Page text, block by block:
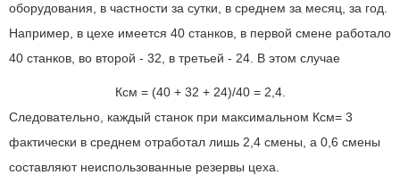
оборудования, в частности за сутки, в среднем за месяц, за год.
Например, в цехе имеется 40 станков, в первой смене работало
40 станков, во второй - 32, в третьей - 24. В этом случае
Ксм = (40 + 32 + 24)/40 = 2,4.
Следовательно, каждый станок при максимальном Ксм= 3
фактически в среднем отработал лишь 2,4 смены, а 0,6 смены
составляют неиспользованные резервы цеха.